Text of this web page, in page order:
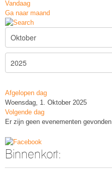
Vandaag
Ga naar maand
Afgelopen dag
Woensdag, 1. Oktober 2025
Volgende dag
Er zijn geen evenementen gevonden
Binnenkort: